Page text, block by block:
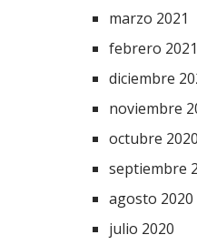
marzo 2021
febrero 2021
diciembre
noviembre
octubre 2020
septiembre
agosto 2020
julio 2020